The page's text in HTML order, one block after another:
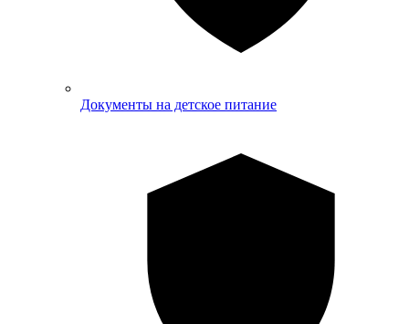
Документы на детское питание